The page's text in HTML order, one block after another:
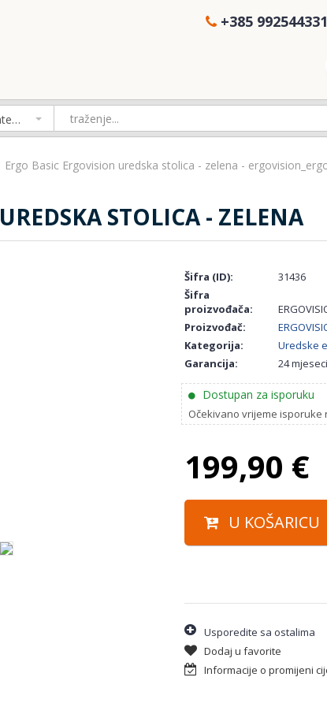
+385 992544331
Izaberi kategoriju
Ergo Basic Ergovision uredska stolica - zelena -
STOLICA - ZELENA
Šifra (ID):
31436
Šifra
proizvođača:
Proizvođač:
Kategorija:
Uredske
Garancija:
24 mjeseci
Dostupan za isporuku
Očekivano vrijeme isporuke
199,90 €
U KOŠARICU
Usporedite sa ostalima
Dodaj u favorite
Informacije o promijeni